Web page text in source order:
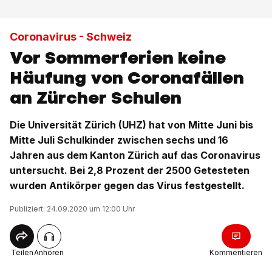
Coronavirus - Schweiz
Vor Sommerferien keine
Häufung von Coronafällen
an Zürcher Schulen
Die Universität Zürich (UHZ) hat von Mitte Juni bis
Mitte Juli Schulkinder zwischen sechs und 16
Jahren aus dem Kanton Zürich auf das Coronavirus
untersucht. Bei 2,8 Prozent der 2500 Getesteten
wurden Antikörper gegen das Virus festgestellt.
Publiziert: 24.09.2020 um 12:00 Uhr
TeilenAnhören Kommentieren